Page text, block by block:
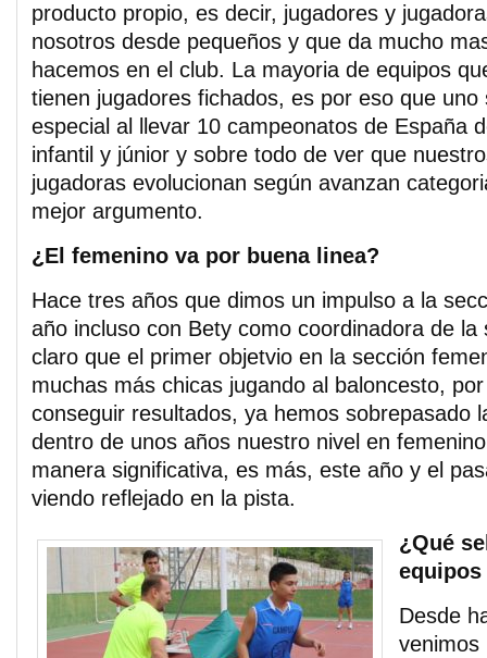
producto propio, es decir, jugadores y
nosotros desde pequeños y que da mucho
hacemos en el club. La mayoria de equipos
tienen jugadores fichados, es por eso que uno
especial al llevar 10 campeonatos de España
infantil y júnior y sobre todo de ver que
jugadoras evolucionan según avanzan
mejor argumento.
¿El femenino va por buena linea?
Hace tres años que dimos un impulso a la
año incluso con Bety como coordinadora de la
claro que el primer objetvio en la sección
muchas más chicas jugando al baloncesto,
conseguir resultados, ya hemos sobrepasado
dentro de unos años nuestro nivel en
manera significativa, es más, este año y el
viendo reflejado en la pista.
¿Qué
equipos
Desde
venimos